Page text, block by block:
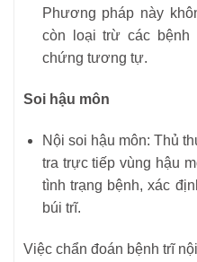
Phương pháp này
còn loại trừ các bệnh
chứng tương tự.
Soi hậu môn
Nội soi hậu môn: Thủ
tra trực tiếp vùng hậu
tình trạng bệnh, xác
búi trĩ.
Việc chẩn đoán bệnh trĩ